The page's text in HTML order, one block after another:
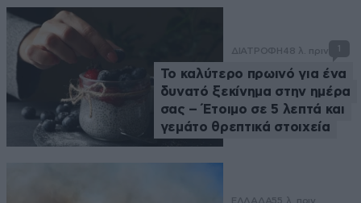
ΔΙΑΤΡΟΦΗ48 λ. πριν 1
Το καλύτερο πρωινό για ένα
δυνατό ξεκίνημα στην ημέρα
σας – Έτοιμο σε 5 λεπτά και
γεμάτο θρεπτικά στοιχεία
ΕΛΛΑΔΑ55 λ. πριν